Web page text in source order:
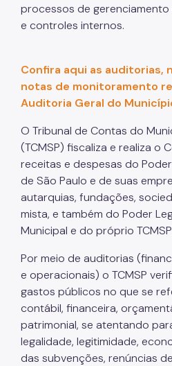
processos de
e controles internos.
Confira aqui as auditorias,
notas de monitoramento
Auditoria Geral do
O Tribunal de Contas do
(TCMSP) fiscaliza e realiza o
receitas e despesas do
de São Paulo e de suas
autarquias, fundações,
mista, e também do Poder
Municipal e do próprio
Por meio de auditorias
e operacionais) o TCMSP
gastos públicos no que se
contábil, financeira,
patrimonial, se atentando
legalidade, legitimidade,
das subvenções, renúncias